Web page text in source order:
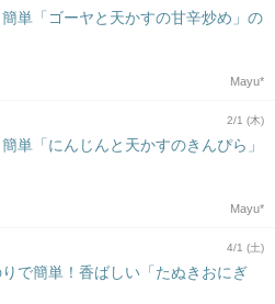
単「ゴーヤと天かすの甘辛炒め」の
Mayu*
2/1 (木)
単「にんじんと天かすのきんぴら」
Mayu*
4/1 (土)
で簡単！香ばしい「たぬきおにぎ